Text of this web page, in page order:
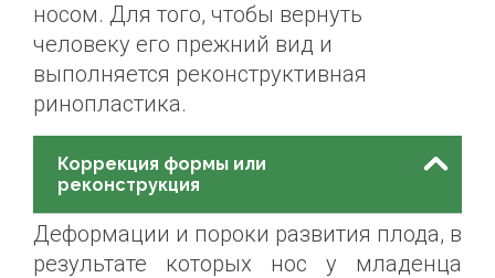
носом. Для того, чтобы вернуть
человеку его прежний вид и
выполняется реконструктивная
ринопластика.
Коррекция формы или
реконструкция
Деформации и пороки развития плода, в
результате которых нос у младенца